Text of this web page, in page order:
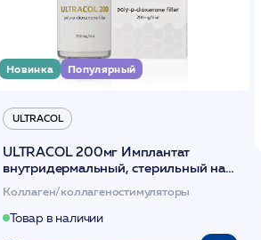
Новинка Популярный
ULTRACOL
ULTRACOL 200мг Имплантат
внутридермальный, стерильный на
основе полидиоксанона /ULTRACOL
Коллаген/коллагеностимуляторы
Товар в наличии